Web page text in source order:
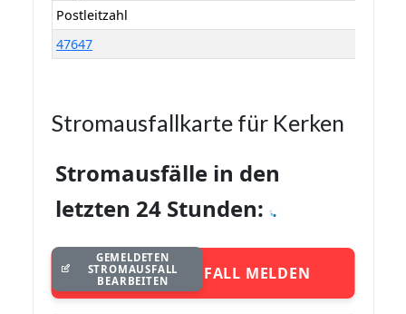
Postleitzahl
47647
Stromausfallkarte für Kerken
Stromausfälle in den
letzten 24 Stunden:
STROMAUSFALL MELDEN
GEMELDETEN
STROMAUSFALL
BEARBEITEN